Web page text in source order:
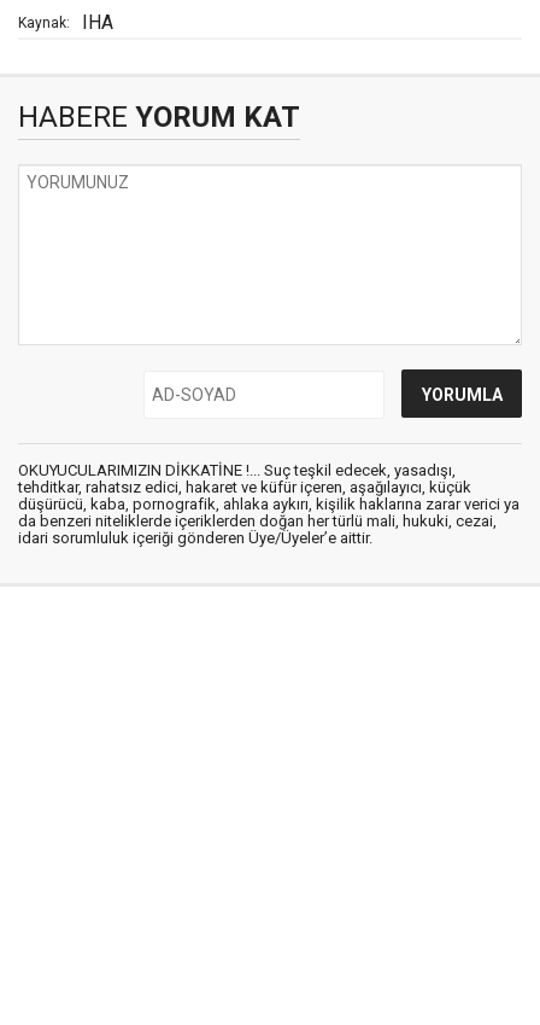
Kaynak: IHA
HABERE YORUM KAT
OKUYUCULARIMIZIN DİKKATİNE !... Suç teşkil edecek, yasadışı,
tehditkar, rahatsız edici, hakaret ve küfür içeren, aşağılayıcı, küçük
düşürücü, kaba, pornografik, ahlaka aykırı, kişilik haklarına zarar verici ya
da benzeri niteliklerde içeriklerden doğan her türlü mali, hukuki, cezai,
idari sorumluluk içeriği gönderen Üye/Üyeler’e aittir.